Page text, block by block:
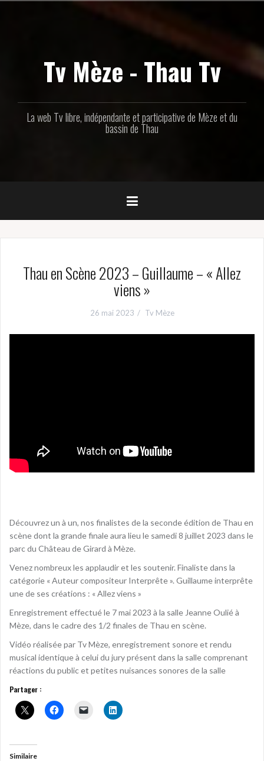
Tv Mèze - Thau Tv
La web Tv libre, indépendante et participative de Mèze et du
bassin de Thau
Thau en Scène 2023 – Guillaume – « Allez
viens »
26 mai 2023 Tv Mèze
Découvrez un à un, nos finalistes de la seconde édition de Thau en
scène dont la grande finale aura lieu le samedi 8 juillet 2023 dans le
parc du Château de Girard à Mèze.
Venez nombreux les applaudir et les soutenir. Finaliste dans la
catégorie « Auteur compositeur Interprête ». Guillaume interprête
une de ses créations : « Allez viens »
Enregistrement effectué le 7 mai 2023 à la salle Jeanne Oulié à
Mèze, dans le cadre des 1/2 finales de Thau en scène.
Vidéo réalisée par Tv Mèze, enregistrement sonore et rendu
musical identique à celui du jury présent dans la salle comprenant
réactions du public et petites nuisances sonores de la salle
Partager :
Similaire